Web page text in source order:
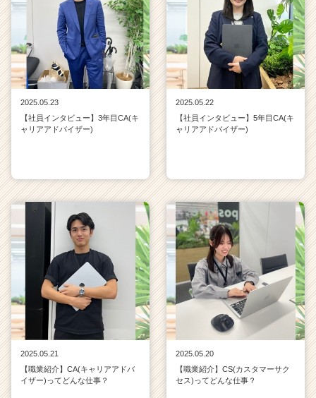
2025.05.23
【社員インタビュー】3年目CA(キ
ャリアアドバイザー)
2025.05.22
【社員インタビュー】5年目CA(キ
ャリアアドバイザー)
2025.05.21
【職業紹介】CA(キャリアアドバ
イザー)ってどんな仕事？
2025.05.20
【職業紹介】CS(カスタマーサク
セス)ってどんな仕事？